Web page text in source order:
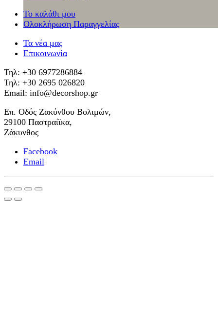
Το καλάθι μου
Ολοκλήρωση Παραγγελίας
Τα νέα μας
Επικοινωνία
Τηλ: +30 6977286884
Τηλ: +30 2695 026820
Email: info@decorshop.gr
Επ. Οδός Ζακύνθου Βολιμών,
29100 Παστραίϊκα,
Ζάκυνθος
Facebook
Email